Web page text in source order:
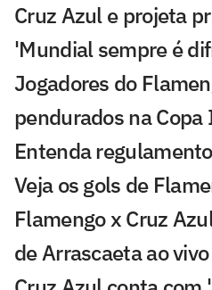
Cruz Azul e projeta
'Mundial sempre é
Jogadores do
pendurados na
Entenda regulamento
Veja os gols de
Flamengo x Cruz
de Arrascaeta ao